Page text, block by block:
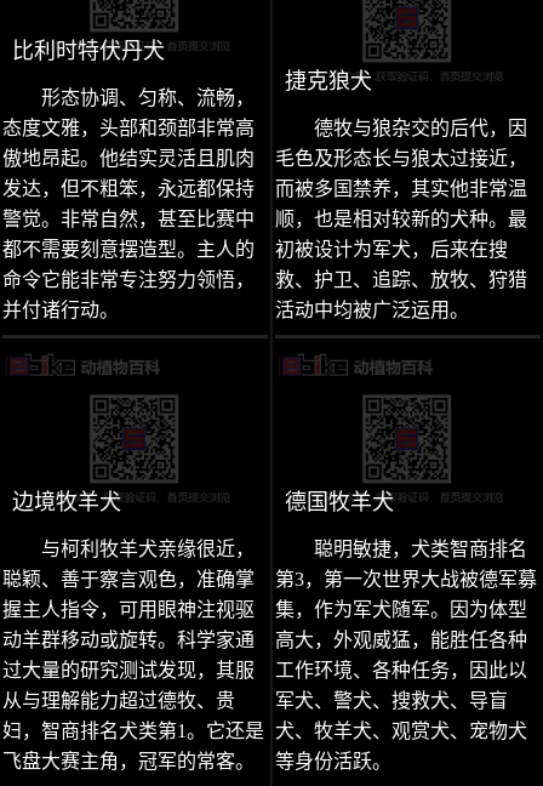
比利时特伏丹犬
形态协调、匀称、流畅，
态度文雅，头部和颈部非常高
傲地昂起。他结实灵活且肌肉
发达，但不粗笨，永远都保持
警觉。非常自然，甚至比赛中
都不需要刻意摆造型。主人的
命令它能非常专注努力领悟，
并付诸行动。
边境牧羊犬
与柯利牧羊犬亲缘很近，
聪颖、善于察言观色，准确掌
握主人指令，可用眼神注视驱
动羊群移动或旋转。科学家通
过大量的研究测试发现，其服
从与理解能力超过德牧、贵
妇，智商排名犬类第1。它还是
飞盘大赛主角，冠军的常客。
捷克狼犬
德牧与狼杂交的后代，因
毛色及形态长与狼太过接近，
而被多国禁养，其实他非常温
顺，也是相对较新的犬种。最
初被设计为军犬，后来在搜
救、护卫、追踪、放牧、狩猎
活动中均被广泛运用。
德国牧羊犬
聪明敏捷，犬类智商排名
第3，第一次世界大战被德军募
集，作为军犬随军。因为体型
高大，外观威猛，能胜任各种
工作环境、各种任务，因此以
军犬、警犬、搜救犬、导盲
犬、牧羊犬、观赏犬、宠物犬
等身份活跃。